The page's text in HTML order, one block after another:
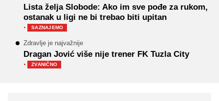
Lista želja Slobode: Ako im sve pođe za rukom,
ostanak u ligi ne bi trebao biti upitan
· SAZNAJEMO
Zdravlje je najvažnije
Dragan Jović više nije trener FK Tuzla City
· ZVANIČNO